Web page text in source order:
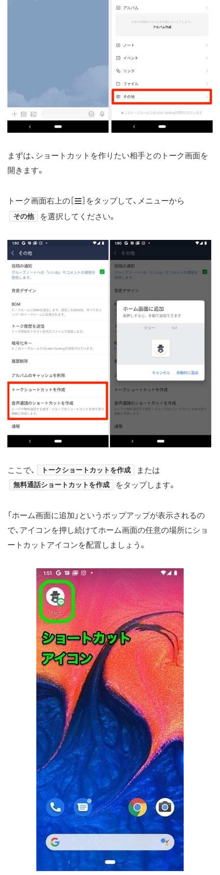
まずは、ショートカットを作りたい相手とのトーク画面を
開きます。
トーク画面右上の［ ］をタップして、メニューから
その他 を選択してください。
ここで、 トークショートカットを作成 または
無料通話ショートカットを作成 をタップします。
「ホーム画面に追加」というポップアップが表示されるの
で、アイコンを押し続けてホーム画面の任意の場所にショ
ートカットアイコンを配置しましょう。